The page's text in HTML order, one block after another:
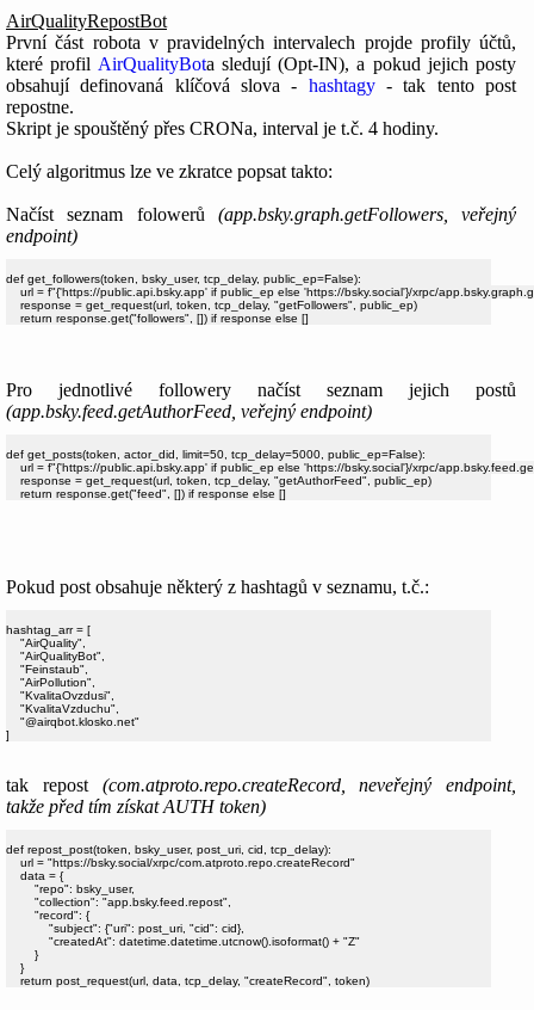
AirQualityRepostBot
První část robota v pravidelných intervalech projde profily účtů,
které profil AirQualityBota sledují (Opt-IN), a pokud jejich posty
obsahují definovaná klíčová slova - hashtagy- tak tento post
repostne.
Skript je spouštěný přes CRONa, interval je t.č. 4 hodiny.
Celý algoritmus lze ve zkratce popsat takto:
Načíst seznam folowerů (app.bsky.graph.getFollowers, veřejný
endpoint)
def get_followers(token, bsky_user, tcp_delay, public_ep=False):
url = f"{'https://public.api.bsky.app' if public_ep else 'https://bsky.social'}/xrpc/
    response = get_request(url, token, tcp_delay, "getFollowers", public_ep)
Pro jednotlivé followery načíst seznam jejich postů
(app.bsky.feed.getAuthorFeed, veřejný endpoint)
def get_posts(token, actor_did, limit=50, tcp_delay=5000, public_ep=False):
url = f"{'https://public.api.bsky.app' if public_ep else 'https://bsky.social'}/xrpc/
    response = get_request(url, token, tcp_delay, "getAuthorFeed", public_ep)
Pokud post obsahuje některý z hashtagů v seznamu, t.č.:
hashtag_arr = [
    "AirQuality",
    "AirQualityBot",
    "Feinstaub",
    "AirPollution",
    "KvalitaOvzdusi",
    "KvalitaVzduchu",
    "@airqbot.klosko.net"
tak repost (com.atproto.repo.createRecord, neveřejný endpoint,
takže před tím získat AUTH token)
def repost_post(token, bsky_user, post_uri, cid, tcp_delay):
    url = "https://bsky.social/xrpc/com.atproto.repo.createRecord"
    data = {
        "repo": bsky_user,
        "collection": "app.bsky.feed.repost",
        "record": {
            "subject": {"uri": post_uri, "cid": cid},
            "createdAt": datetime.datetime.utcnow().isoformat() + "Z"
        }
    }